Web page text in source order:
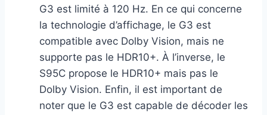
G3 est limité à 120 Hz. En ce qui concerne
la technologie d’affichage, le G3 est
compatible avec Dolby Vision, mais ne
supporte pas le HDR10+. À l’inverse, le
S95C propose le HDR10+ mais pas le
Dolby Vision. Enfin, il est important de
noter que le G3 est capable de décoder les